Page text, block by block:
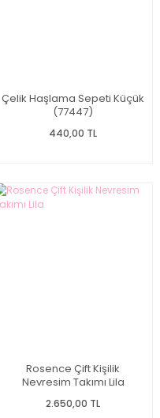
Çelik Haşlama Sepeti Küçük
(77447)
440,00 TL
Rosence Çift Kişilik
Nevresim Takımı Lila
2.650,00 TL